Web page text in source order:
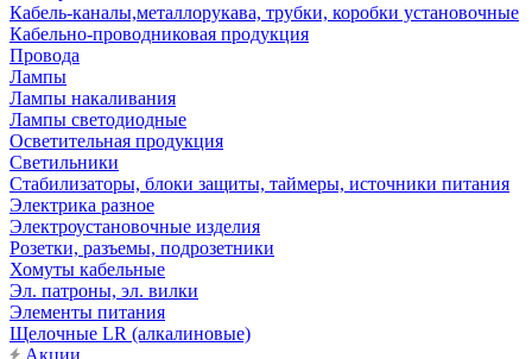
Кабель-каналы,металлорукава, трубки, коробки установочные
Кабельно-проводниковая продукция
Провода
Лампы
Лампы накаливания
Лампы светодиодные
Осветительная продукция
Светильники
Стабилизаторы, блоки защиты, таймеры, источники питания
Электрика разное
Электроустановочные изделия
Розетки, разъемы, подрозетники
Хомуты кабельные
Эл. патроны, эл. вилки
Элементы питания
Щелочные LR (алкалиновые)
Акции